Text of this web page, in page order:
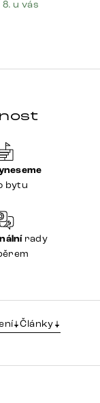
8. u vás
bytu
rady
Články